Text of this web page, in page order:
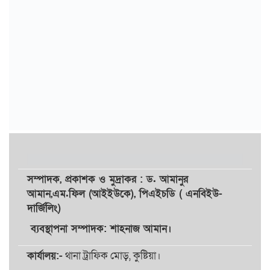
সম্পাদক, প্রকাশকওমুদ্রাকর: ড. আমানুর
আমান,এম.ফিল (আইইউকে), পিএইচডি ( এনবিইউ-
দার্জিলিং)
ব্যবস্থাপনা সম্পাদক: শাহনাজ আমান।
কার্যালয়:-থানা ট্রাফিক মোড়, কুষ্টিয়া।